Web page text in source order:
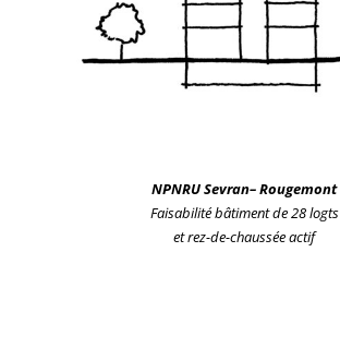
NPNRU Sevran– Rougemont
Faisabilité bâtiment de 28 logts
et rez-de-chaussée actif